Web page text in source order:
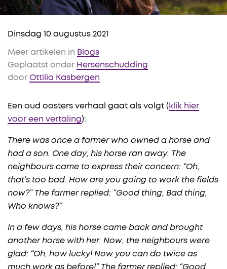
Dinsdag 10 augustus 2021
Meer artikelen in Blogs
Geplaatst onder Hersenschudding
door Ottilia Kasbergen
Een oud oosters verhaal gaat als volgt (klik hier
voor een vertaling):
There was once a farmer who owned a horse and
had a son. One day, his horse ran away. The
neighbours came to express their concern: “Oh,
that’s too bad. How are you going to work the fields
now?” The farmer replied: “Good thing, Bad thing,
Who knows?”
In a few days, his horse came back and brought
another horse with her. Now, the neighbours were
glad: “Oh, how lucky! Now you can do twice as
much work as before!” The farmer replied: “Good